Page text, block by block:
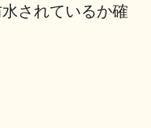
されているか確